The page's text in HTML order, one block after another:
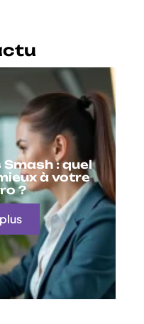
: quel
à votre
?